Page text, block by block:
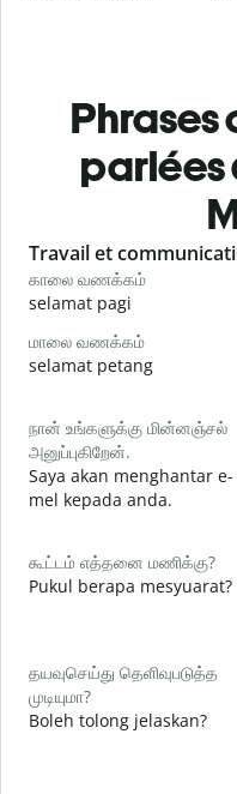
Phrases
parlées
Slide 1 of 6
Travail et
காலை வணக்கம்
selamat pagi
மாலை வணக்கம்
selamat petang
நான் உங்களுக்கு மின்னஞ்சல்
அனுப்புகிறேன்.
Saya akan menghantar e-
mel kepada anda.
கூட்டம் எத்தனை மணிக்கு?
Pukul berapa mesyuarat?
தயவுசெய்து தெளிவுபடுத்த
முடியுமா?
Boleh tolong jelaskan?